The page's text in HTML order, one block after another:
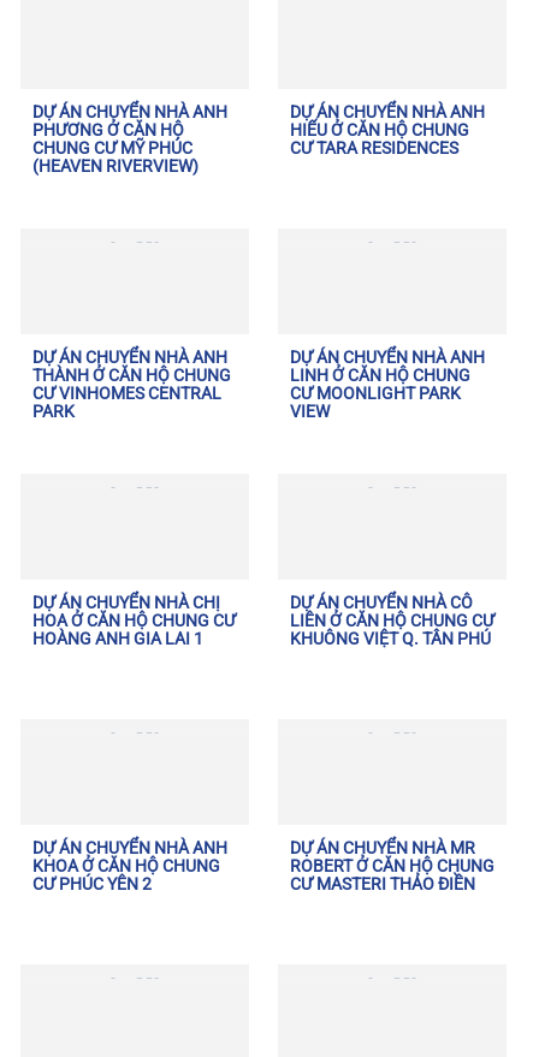
DỰ ÁN CHUYỂN NHÀ ANH
PHƯƠNG Ở CĂN HỘ
CHUNG CƯ MỸ PHÚC
(HEAVEN RIVERVIEW)
DỰ ÁN CHUYỂN NHÀ ANH
HIẾU Ở CĂN HỘ CHUNG
CƯ TARA RESIDENCES
DỰ ÁN CHUYỂN NHÀ ANH
THÀNH Ở CĂN HỘ CHUNG
CƯ VINHOMES CENTRAL
PARK
DỰ ÁN CHUYỂN NHÀ ANH
LINH Ở CĂN HỘ CHUNG
CƯ MOONLIGHT PARK
VIEW
DỰ ÁN CHUYỂN NHÀ CHỊ
HOA Ở CĂN HỘ CHUNG CƯ
HOÀNG ANH GIA LAI 1
DỰ ÁN CHUYỂN NHÀ CÔ
LIÊN Ở CĂN HỘ CHUNG CƯ
KHUÔNG VIỆT Q. TÂN PHÚ
DỰ ÁN CHUYỂN NHÀ ANH
KHOA Ở CĂN HỘ CHUNG
CƯ PHÚC YÊN 2
DỰ ÁN CHUYỂN NHÀ MR
ROBERT Ở CĂN HỘ CHUNG
CƯ MASTERI THẢO ĐIỀN